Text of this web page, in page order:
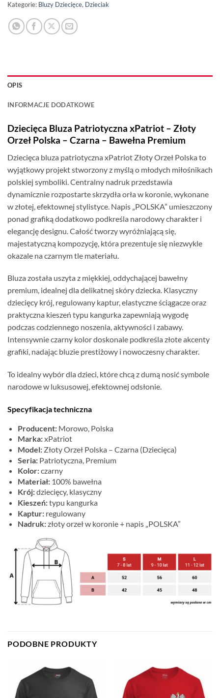
Kategorie: Bluzy Dziecięce, Dzieciak
OPIS
INFORMACJE DODATKOWE
Dziecięca Bluza Patriotyczna xPatriot – Złoty
Orzeł Polska – Czarna – Bawełna Premium
Dziecięca bluza patriotyczna xPatriot Złoty Orzeł Polska to
wyjątkowy projekt stworzony z myślą o młodych miłośnikach
polskiej symboliki. Centralny nadruk przedstawia
dynamicznie rozpostarte skrzydła orła w koronie, wykonane
w złotej, efektownej stylistyce. Napis „POLSKA” umieszczony
ponad grafiką dodatkowo podkreśla narodowy charakter i
elegancję designu. Całość tworzy wyróżniającą się,
majestatyczną kompozycję, która prezentuje się niezwykle
okazale na czarnym tle materiału.
Bluza została uszyta z miękkiej, oddychającej bawełny
premium, idealnej dla delikatnej skóry dziecka. Klasyczny
dziecięcy krój, regulowany kaptur, elastyczne ściągacze oraz
praktyczna kieszeń typu kangurka zapewniają wygodę
podczas codziennego noszenia, aktywności i zabawy.
Intensywnie czarny kolor doskonale podkreśla złote akcenty
grafiki, nadając bluzie prestiżowy i nowoczesny charakter.
To idealny wybór dla dzieci, które chcą z dumą nosić symbole
narodowe w luksusowej, efektownej odsłonie.
Specyfikacja techniczna
Producent:Morowo, Polska
Marka:xPatriot
Model:Złoty Orzeł Polska – Czarna (Dziecięca)
Seria:Patriotyczna, Premium
Kolor:czarny
Materiał:100% bawełna
Krój:dziecięcy, klasyczny
Kieszeń:typu kangurka
Kaptur:regulowany
Nadruk:złoty orzeł w koronie + napis „POLSKA”
PODOBNE PRODUKTY